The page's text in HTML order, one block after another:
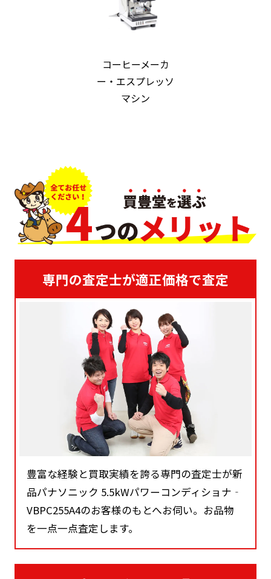
コーヒーメーカ
ー・エスプレッソ
マシン
専門の査定士が適正価格で査定
豊富な経験と買取実績を誇る専門の査定士が新
品パナソニック 5.5kWパワーコンディショナ‐
VBPC255A4のお客様のもとへお伺い。お品物
を一点一点査定します。